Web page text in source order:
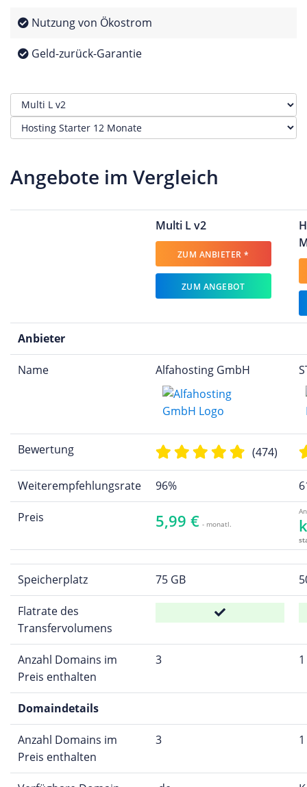
Nutzung von Ökostrom
Geld-zurück-Garantie
Angebote im Vergleich
Multi L v2
ZUM ANBIETER *
ZUM ANGEBOT
Anbieter
Name Alfahosting GmbH
Bewertung (474)
Weiterempfehlungsrate 96%
Preis 5,99 € - monatl.
Speicherplatz 75 GB
Flatrate des
Transfervolumens
Anzahl Domains im
Preis enthalten
3 1
Domaindetails
Anzahl Domains im
Preis enthalten
3 1